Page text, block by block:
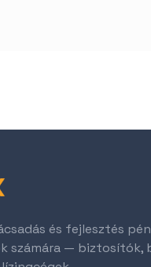
és fejlesztés
számára — biztosítók,